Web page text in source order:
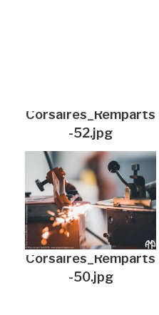
Corsaires_Remparts
-52.jpg
Corsaires_Remparts
-50.jpg